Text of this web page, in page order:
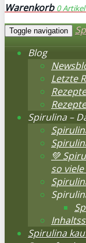
Warenkorb 0
Toggle navigation
Blog
Letzte
Spirulina –
💚
so
Spirulina